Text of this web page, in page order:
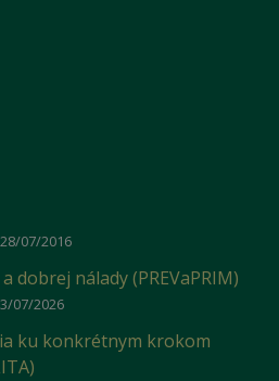
07/2016
dobrej nálady (PREVaPRIM)
07/2026
ku konkrétnym krokom